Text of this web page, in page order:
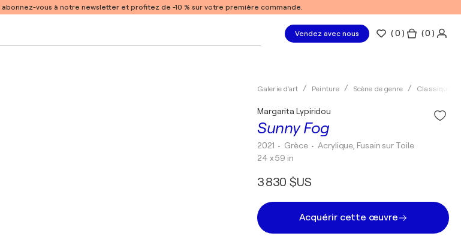
abonnez-vous à notre newsletter et profitez de -10 % sur votre première commande.
Vendez avec nous (0 ) ( 0 )
Galerie d'art Peinture Scène de genre Classique
Sunny Fog
Margarita Lypiridou
2021 • Grèce •Acrylique, Fusain sur Toile
24 x 59 in
3 830 $US
Acquérir cette œuvre